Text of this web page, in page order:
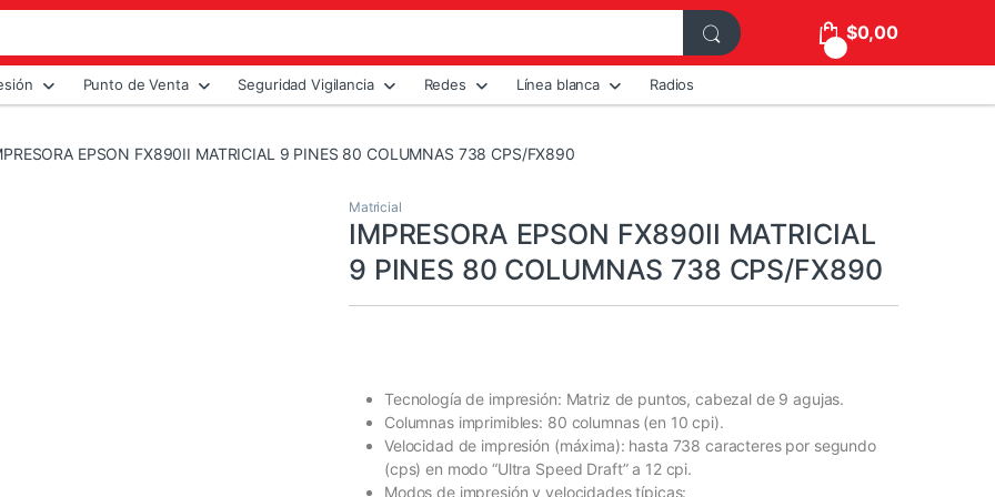
$0,00
Punto de Venta Seguridad Vigilancia Redes Línea blanca Radios
EPSON FX890II MATRICIAL 9 PINES 80 COLUMNAS 738 CPS/FX890
Matricial
IMPRESORA EPSON FX890II MATRICIAL
9 PINES 80 COLUMNAS 738 CPS/FX890
Tecnología de impresión: Matriz de puntos, cabezal de 9 agujas.
Columnas imprimibles: 80 columnas (en 10 cpi).
Velocidad de impresión (máxima): hasta 738 caracteres por segundo
(cps) en modo “Ultra Speed Draft” a 12 cpi.
Modos de impresión y velocidades típicas: